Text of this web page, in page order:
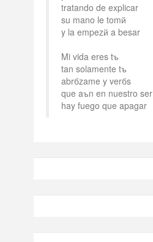
tratando de explicar
su mano le tomй
y la empezй a besar
Mi vida eres tъ
tan solamente tъ
abrбzame y verбs
que aъn en nuestro ser
hay fuego que apagar